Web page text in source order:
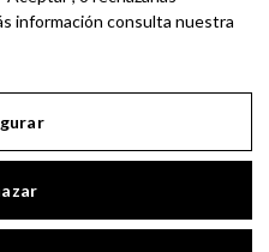
búsqueda y presiona
información consulta nuestra
Cookies